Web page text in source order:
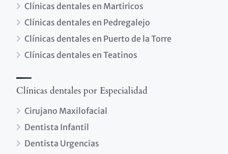
Clínicas dentales en Martiricos
Clínicas dentales en Pedregalejo
Clínicas dentales en Puerto de la Torre
Clínicas dentales en Teatinos
Clínicas dentales por Especialidad
Cirujano Maxilofacial
Dentista Infantil
Dentista Urgencias